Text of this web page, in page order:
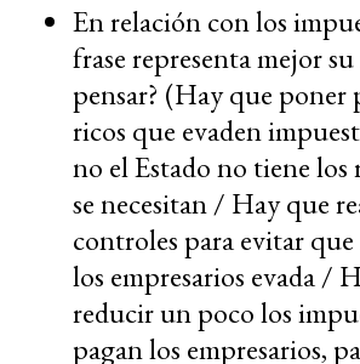
En relación con los
frase representa mejor
pensar? (Hay que poner
ricos que evaden
no el Estado no tiene los
se necesitan / Hay que
controles para evitar que
los empresarios evada /
reducir un poco los
pagan los empresarios,